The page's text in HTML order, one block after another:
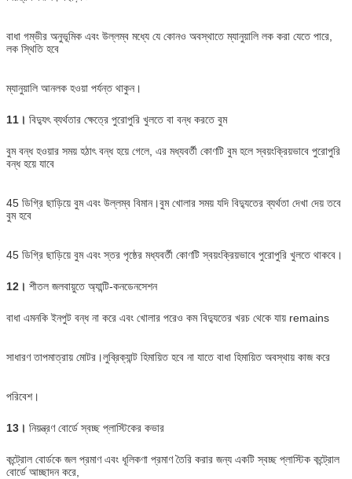
বাধা গম্ভীর অনুভূমিক এবং উল্লম্ব মধ্যে যে কোনও অবস্থাতে ম্যানুয়ালি লক করা যেতে পারে,
লক স্থিতি হবে
ম্যানুয়ালি আনলক হওয়া পর্যন্ত থাকুন।
11। বিদ্যুৎ ব্যর্থতার ক্ষেত্রে পুরোপুরি খুলতে বা বন্ধ করতে বুম
বুম বন্ধ হওয়ার সময় হঠাৎ বন্ধ হয়ে গেলে, এর মধ্যবর্তী কোণটি বুম হলে স্বয়ংক্রিয়ভাবে পুরোপুরি
বন্ধ হয়ে যাবে
45 ডিগ্রি ছাড়িয়ে বুম এবং উল্লম্ব বিমান।বুম খোলার সময় যদি বিদ্যুতের ব্যর্থতা দেখা দেয় তবে
বুম হবে
45 ডিগ্রি ছাড়িয়ে বুম এবং স্তর পৃষ্ঠের মধ্যবর্তী কোণটি স্বয়ংক্রিয়ভাবে পুরোপুরি খুলতে থাকবে।
12। শীতল জলবায়ুতে অ্যান্টি-কনডেনসেশন
বাধা এমনকি ইনপুট বন্ধ না করে এবং খোলার পরেও কম বিদ্যুতের খরচ থেকে যায় remains
সাধারণ তাপমাত্রায় মোটর।লুব্রিক্যান্ট হিমায়িত হবে না যাতে বাধা হিমায়িত অবস্থায় কাজ করে
পরিবেশ।
13। নিয়ন্ত্রণ বোর্ডে স্বচ্ছ প্লাস্টিকের কভার
কন্ট্রোল বোর্ডকে জল প্রমাণ এবং ধূলিকণা প্রমাণ তৈরি করার জন্য একটি স্বচ্ছ প্লাস্টিক কন্ট্রোল
বোর্ডে আচ্ছাদন করে,